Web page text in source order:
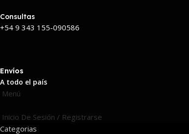
Consultas
+54 9 343 155-090586
Envíos
A todo el país
Menú
Inicio De Sesión / Registrarse
Categorias